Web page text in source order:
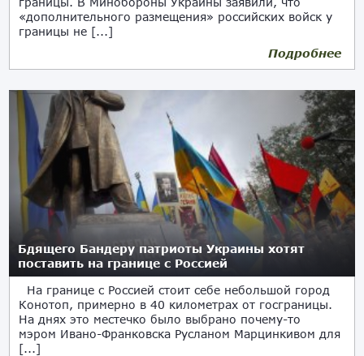
«дополнительного размещения» российских войск у
границы не [...]
Подробнее
Бдящего Бандеру патриоты Украины хотят
поставить на границе с Россией
На границе с Россией стоит себе небольшой город
Конотоп, примерно в 40 километрах от госграницы.
На днях это местечко было выбрано почему-то
мэром Ивано-Франковска Русланом Марцинкивом для
[...]